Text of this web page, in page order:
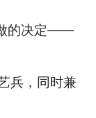
的决定——
兵，同时兼